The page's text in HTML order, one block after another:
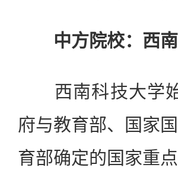
中方院校：西
西南科技大学始
府与教育部、国家
育部确定的国家重